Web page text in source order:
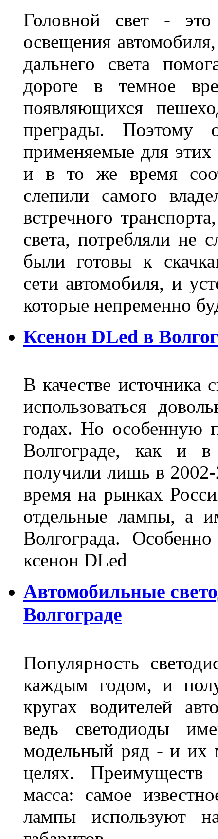
Головной свет -
освещения
дальнего света
дороге в темное
появляющихся
преграды. Поэтому
применяемые для
и в то же время
слепили самого
встречного
света, потребляли не
были готовы к
сети автомобиля, и
которые непременно
Ксенон DLed в
В качестве источника
использоваться
годах. Но особенную
Волгограде, как и
получили лишь в
время на рынках
отдельные лампы, а
Волгограда.
ксенон DLed
Автомобильные
Волгограде
Популярность
каждым годом, и
кругах водителей
ведь светодиоды
модельный ряд - и их
целях.
масса: самое
лампы используют